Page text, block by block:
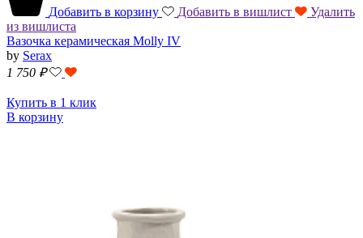
Добавить в корзину Добавить в вишлист
Удалить
из вишлиста
Вазочка керамическая Molly IV
by Serax
1 750 ₽
Купить в 1 клик
В корзину